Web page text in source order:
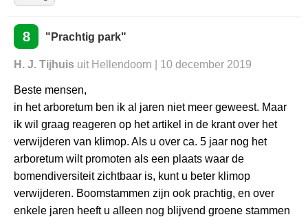
8 "Prachtig park"
H. J. Tijhuis uit Hellendoorn | 10 december 2019
Beste mensen,
in het arboretum ben ik al jaren niet meer geweest. Maar
ik wil graag reageren op het artikel in de krant over het
verwijderen van klimop. Als u over ca. 5 jaar nog het
arboretum wilt promoten als een plaats waar de
bomendiversiteit zichtbaar is, kunt u beter klimop
verwijderen. Boomstammen zijn ook prachtig, en over
enkele jaren heeft u alleen nog blijvend groene stammen